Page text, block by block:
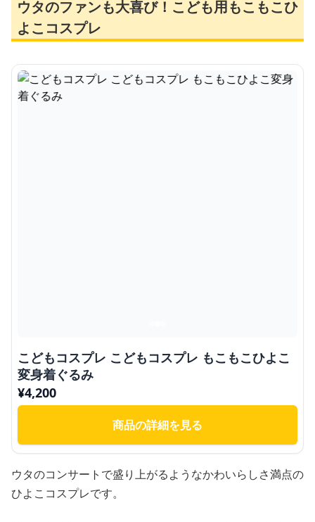
ウタのファンも大喜び！こども用もこもこひ
よこコスプレ
こどもコスプレ こどもコスプレ もこもこひよこ
変身着ぐるみ
¥4,200
商品の詳細を見る
ウタのコンサートで盛り上がるようなかわいらしさ満点の
ひよこコスプレです。